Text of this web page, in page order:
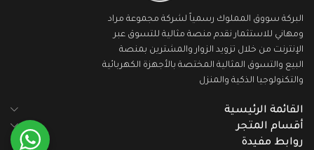
البركة سووق المملوك رسمياً لشركة مجموعة مراد
ومهاني للاستثمار نقدم منصة مثالية للتسوق عبر
الإنترنت من خلال تزويد الزوار والمشترين بمنصة
البيع والتسوق المثالية المختصة بالأجهزة الكهربائية
والتكنولوجيا الذكية والمنزل
القائمة الرئيسية
أقسام المتجر
روابط مفيدة